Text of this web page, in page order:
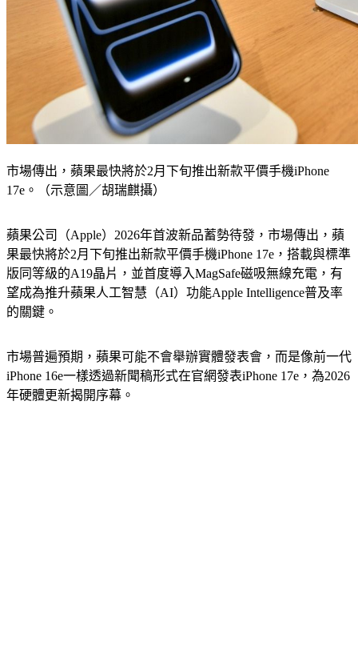
市場傳出，蘋果最快將於2月下旬推出新款平價手機iPhone
17e。（示意圖／胡瑞麒攝）
蘋果公司（Apple）2026年首波新品蓄勢待發，市場傳出，蘋
果最快將於2月下旬推出新款平價手機iPhone 17e，搭載與標準
版同等級的A19晶片，並首度導入MagSafe磁吸無線充電，有
望成為推升蘋果人工智慧（AI）功能Apple Intelligence普及率
的關鍵。
市場普遍預期，蘋果可能不會舉辦實體發表會，而是像前一代
iPhone 16e一樣透過新聞稿形式在官網發表iPhone 17e，為2026
年硬體更新揭開序幕。